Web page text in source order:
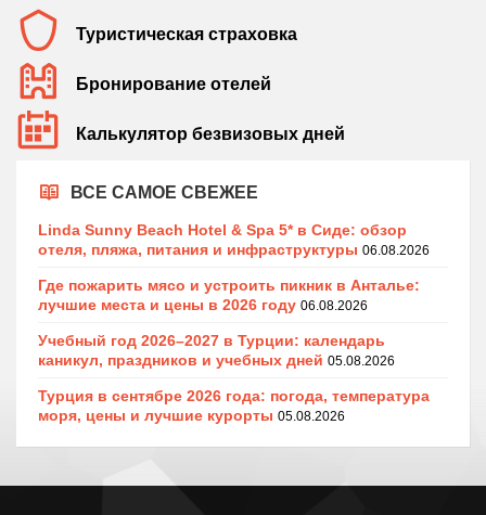
Туристическая страховка
Бронирование отелей
Калькулятор безвизовых дней
ВСЕ САМОЕ СВЕЖЕЕ
Linda Sunny Beach Hotel & Spa 5* в Сиде: обзор
отеля, пляжа, питания и инфраструктуры 06.08.2026
Где пожарить мясо и устроить пикник в Анталье:
лучшие места и цены в 2026 году 06.08.2026
Учебный год 2026–2027 в Турции: календарь
каникул, праздников и учебных дней 05.08.2026
Турция в сентябре 2026 года: погода, температура
моря, цены и лучшие курорты 05.08.2026